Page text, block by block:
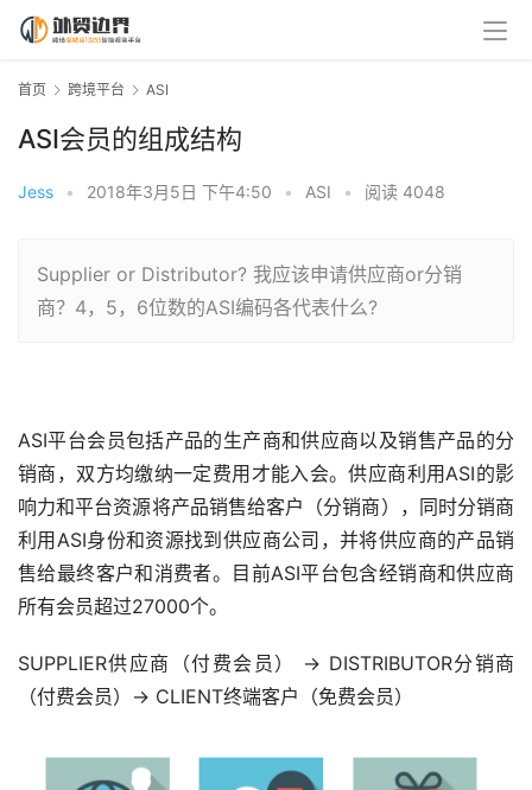
首页 跨境平台 ASI
ASI会员的组成结构
Jess • 2018年3月5日 下午4:50 • ASI • 阅读 4048
Supplier or Distributor? 我应该申请供应商or分销
商？4，5，6位数的ASI编码各代表什么?
ASI平台会员包括产品的生产商和供应商以及销售产品的分
销商，双方均缴纳一定费用才能入会。供应商利用ASI的影
响力和平台资源将产品销售给客户（分销商），同时分销商
利用ASI身份和资源找到供应商公司，并将供应商的产品销
售给最终客户和消费者。目前ASI平台包含经销商和供应商
所有会员超过27000个。
SUPPLIER供应商（付费会员） → DISTRIBUTOR分销商
（付费会员）→ CLIENT终端客户（免费会员）